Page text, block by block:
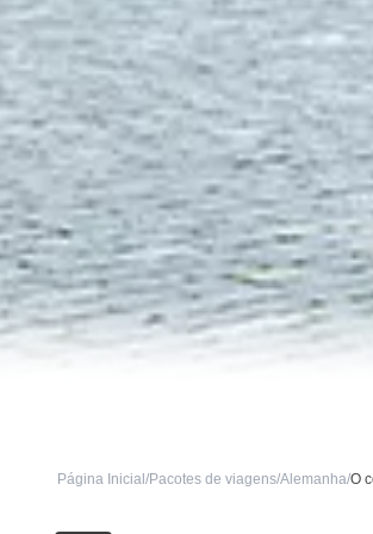
Página Inicial/Pacotes de viagens/Alemanha/O